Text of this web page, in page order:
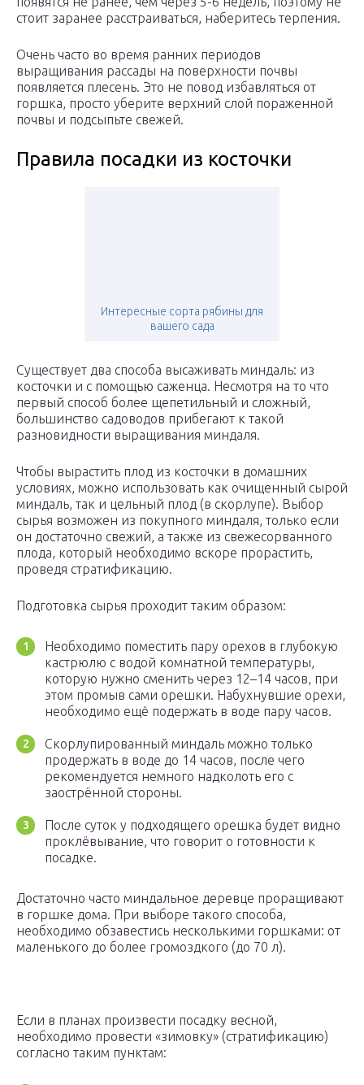
стоит заранее расстраиваться, наберитесь терпения.
Очень часто во время ранних периодов
выращивания рассады на поверхности почвы
появляется плесень. Это не повод избавляться от
горшка, просто уберите верхний слой пораженной
почвы и подсыпьте свежей.
Правила посадки из косточки
Интересные сорта рябины для
вашего сада
Существует два способа высаживать миндаль: из
косточки и с помощью саженца. Несмотря на то что
первый способ более щепетильный и сложный,
большинство садоводов прибегают к такой
разновидности выращивания миндаля.
Чтобы вырастить плод из косточки в домашних
условиях, можно использовать как очищенный сырой
миндаль, так и цельный плод (в скорлупе). Выбор
сырья возможен из покупного миндаля, только если
он достаточно свежий, а также из свежесорванного
плода, который необходимо вскоре прорастить,
проведя стратификацию.
Подготовка сырья проходит таким образом:
Необходимо поместить пару орехов в глубокую
кастрюлю с водой комнатной температуры,
которую нужно сменить через 12–14 часов, при
этом промыв сами орешки. Набухнувшие орехи,
необходимо ещё подержать в воде пару часов.
Скорлупированный миндаль можно только
продержать в воде до 14 часов, после чего
рекомендуется немного надколоть его с
заострённой стороны.
После суток у подходящего орешка будет видно
проклёвывание, что говорит о готовности к
посадке.
Достаточно часто миндальное деревце проращивают
в горшке дома. При выборе такого способа,
необходимо обзавестись несколькими горшками: от
маленького до более громоздкого (до 70 л).
Если в планах произвести посадку весной,
необходимо провести «зимовку» (стратификацию)
согласно таким пунктам: